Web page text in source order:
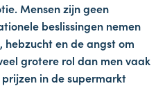
Mensen zijn geen
beslissingen nemen
hebzucht en de angst om
grotere rol dan men vaak
in de supermarkt